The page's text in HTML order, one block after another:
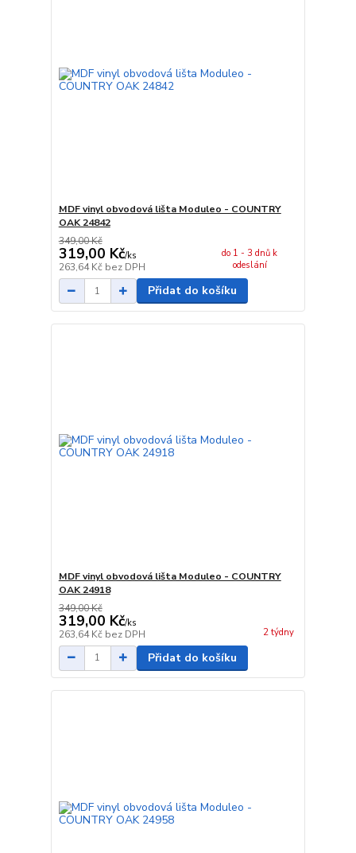
MDF vinyl obvodová lišta Moduleo - COUNTRY
OAK 24842
349,00 Kč
319,00 Kč/ks
263,64 Kč bez DPH
do 1 - 3 dnů k
odeslání
Přidat do košíku
MDF vinyl obvodová lišta Moduleo - COUNTRY
OAK 24918
349,00 Kč
319,00 Kč/ks
263,64 Kč bez DPH 2 týdny
Přidat do košíku